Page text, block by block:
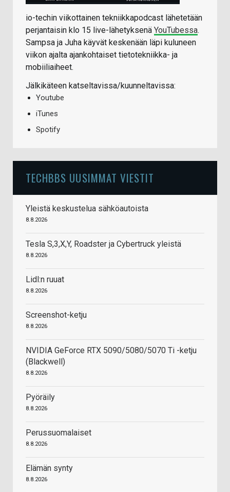
io-techin viikottainen tekniikkapodcast lähetetään
perjantaisin klo 15 live-lähetyksenä YouTubessa.
Sampsa ja Juha käyvät keskenään läpi kuluneen
viikon ajalta ajankohtaiset tietotekniikka- ja
mobiiliaiheet.
Jälkikäteen katseltavissa/kuunneltavissa:
Youtube
iTunes
Spotify
TECHBBS UUSIMMAT VIESTIT
Yleistä keskustelua sähköautoista
8.8.2026
Tesla S,3,X,Y, Roadster ja Cybertruck yleistä
8.8.2026
Lidl:n ruuat
8.8.2026
Screenshot-ketju
8.8.2026
NVIDIA GeForce RTX 5090/5080/5070 Ti -ketju
(Blackwell)
8.8.2026
Pyöräily
8.8.2026
Perussuomalaiset
8.8.2026
Elämän synty
8.8.2026